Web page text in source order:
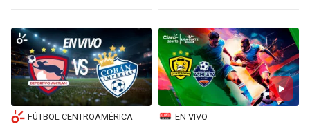
LIGA BETPLAY
OTRAS LIGAS
BENGALS
BROWNS
STEELERS
BUCKS
HAWKS
HORNETS
FÚTBOL CENTROAMÉRICA EN VIVO